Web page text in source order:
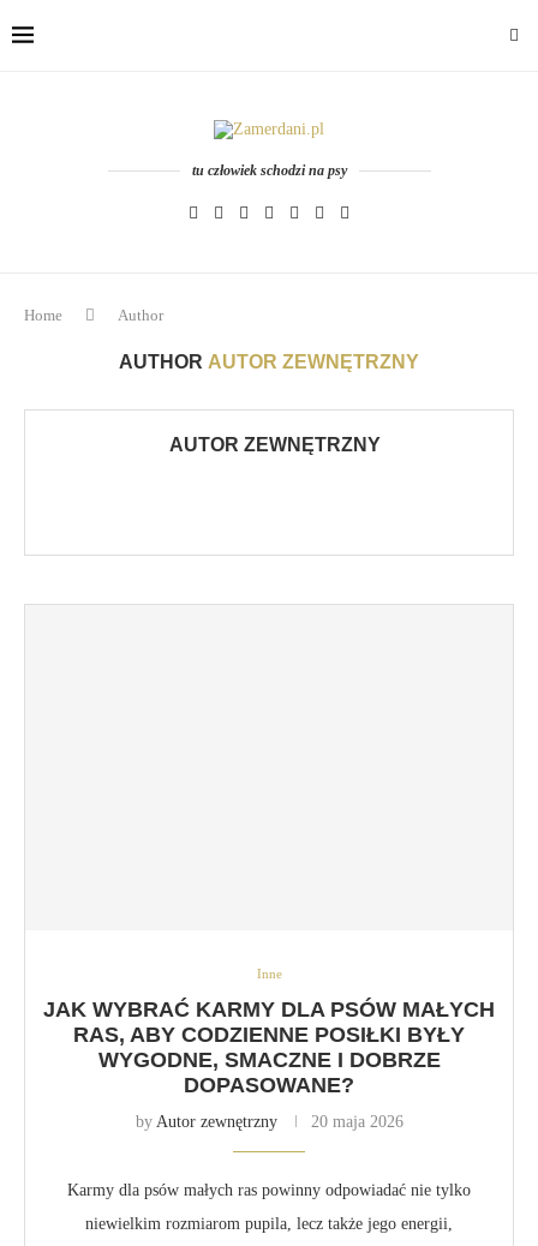
tu człowiek schodzi na psy
Home Author
AUTHOR AUTOR ZEWNĘTRZNY
AUTOR ZEWNĘTRZNY
Inne
JAK WYBRAĆ KARMY DLA PSÓW MAŁYCH
RAS, ABY CODZIENNE POSIŁKI BYŁY
WYGODNE, SMACZNE I DOBRZE
DOPASOWANE?
by Autor zewnętrzny 20 maja 2026
Karmy dla psów małych ras powinny odpowiadać nie tylko
niewielkim rozmiarom pupila, lecz także jego energii,